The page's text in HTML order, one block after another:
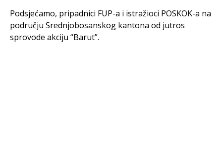
Podsjećamo, pripadnici FUP-a i istražioci POSKOK-a na
području Srednjobosanskog kantona od jutros
sprovode akciju “Barut”.